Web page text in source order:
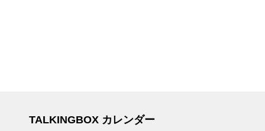
TALKINGBOX カレンダー